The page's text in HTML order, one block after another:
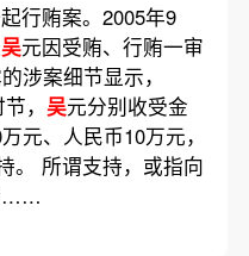
行贿案。2005年9
吴元因受贿、行贿一审
涉案细节显示，
， 吴元分别收受金
元、人民币10万元，
。 所谓支持，或指向
……